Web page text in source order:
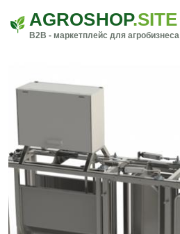
AGROSHOP.SITE
B2B - маркетплейс для агробизнеса